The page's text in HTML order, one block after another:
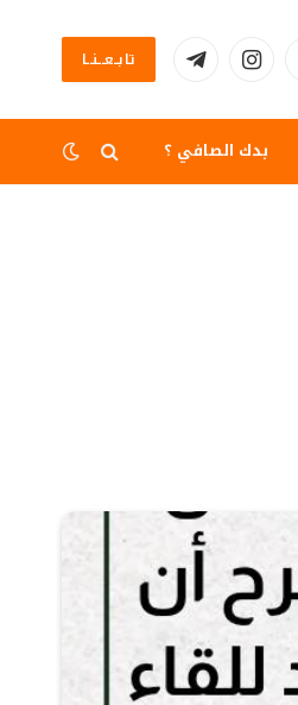
الانستغرامتيلقرام تابــعــنــا
بدك الصافي ؟